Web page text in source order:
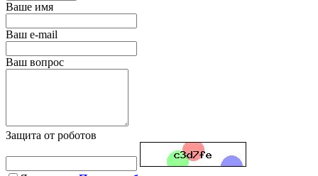
Ваше имя
Ваш e-mail
Ваш вопрос
Защита от роботов